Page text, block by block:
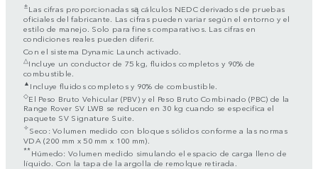
±Las cifras proporcionadas są cálculos NEDC derivados de pruebas
oficiales del fabricante. Las cifras pueden variar según el entorno y el
estilo de manejo. Solo para fines comparativos. Las cifras en
condiciones reales pueden diferir.
Con el sistema Dynamic Launch activado.
△Incluye un conductor de 75 kg, fluidos completos y 90% de
combustible.
▲ Incluye fluidos completos y 90% de combustible.
◇El Peso Bruto Vehicular (PBV) y el Peso Bruto Combinado (PBC) de la
Range Rover SV LWB se reducen en 30 kg cuando se especifica el
paquete SV Signature Suite.
✧Seco: Volumen medido con bloques sólidos conforme a las normas
VDA (200 mm x 50 mm x 100 mm).
**Húmedo: Volumen medido simulando el espacio de carga lleno de
líquido. Con la tapa de la argolla de remolque retirada.